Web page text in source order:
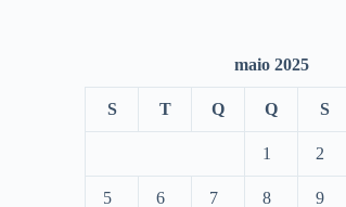
maio 2025
S T Q Q S
1 2
5 6 7 8 9